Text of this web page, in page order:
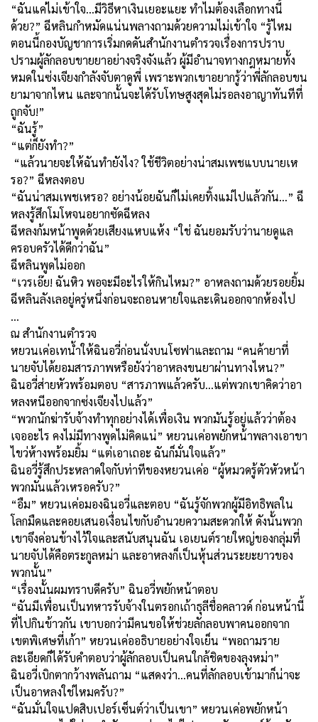
“ฉันแค่ไม่เข้าใจ...มีวิธีหาเงินเยอะแยะ ทำไมต้องเลือกทางนี้
ด้วย?” ฉีหลินกำหมัดแน่นพลางถามด้วยความไม่เข้าใจ “รู้ไหม
ตอนนี้กองบัญชาการเริ่มกดดันสำนักงานตำรวจเรื่องการปราบ
ปรามผู้ลักลอบขายยาอย่างจริงจังแล้ว ผู้มีอำนาจทางกฎหมายทั้ง
หมดในซ่งเจียงกำลังจับตาดูพี่ เพราะพวกเขาอยากรู้ว่าพี่ลักลอบขน
ยามาจากไหน และจากนั้นจะได้รับโทษสูงสุดไม่รอลงอาญาทันทีที่
ถูกจับ!”
“ฉันรู้”
“แต่ก็ยังทำ?”
“แล้วนายจะให้ฉันทำยังไง? ใช้ชีวิตอย่างน่าสมเพชแบบนายเห
รอ?” ฉีหลงตอบ
“ฉันน่าสมเพชเหรอ? อย่างน้อยฉันก็ไม่เคยทิ้งแม่ไปแล้วกัน...” ฉี
หลงรู้สึกโมโหจนอยากซัดฉีหลง
ฉีหลงก้มหน้าพูดด้วยเสียงแหบแห้ง “ใช่ ฉันยอมรับว่านายดูแล
ครอบครัวได้ดีกว่าฉัน”
ฉีหลินพูดไม่ออก
“เวรเอ๊ย! ฉันหิว พอจะมีอะไรให้กินไหม?” อาหลงถามด้วยรอยยิ้ม
ฉีหลินลังเลอยู่ครู่หนึ่งก่อนจะถอนหายใจและเดินออกจากห้องไป
…
ณ สำนักงานตำรวจ
หยวนเค่อเทน้ำให้ฉินอวี่ก่อนนั่งบนโซฟาและถาม “คนค้ายาที่
นายจับได้ยอมสารภาพหรือยังว่าอาหลงขนยาผ่านทางไหน?”
ฉินอวี่ส่ายหัวพร้อมตอบ “สารภาพแล้วครับ...แต่พวกเขาคิดว่าอา
หลงหนีออกจากซ่งเจียงไปแล้ว”
“พวกนักฆ่ารับจ้างทำทุกอย่างได้เพื่อเงิน พวกมันรู้อยู่แล้วว่าต้อง
เจออะไร คงไม่มีทางพูดไม่คิดแน่” หยวนเค่อพยักหน้าพลางเอาขา
ไขว่ห้างพร้อมยิ้ม “แต่เอาเถอะ ฉันก็มั่นใจแล้ว”
ฉินอวี่รู้สึกประหลาดใจกับท่าทีของหยวนเค่อ “ผู้หมวดรู้ตัวหัวหน้า
พวกมันแล้วเหรอครับ?”
“อืม” หยวนเค่อมองฉินอวี่และตอบ “ฉันรู้จักพวกผู้มีอิทธิพลใน
โลกมืดและคอยเสนอเงื่อนไขกับอำนวยความสะดวกให้ ดังนั้นพวก
เขาจึงค่อนข้างไว้ใจและสนับสนุนฉัน เอเยนต์รายใหญ่ของกลุ่มที่
นายจับได้คือตระกูลหม่า และอาหลงก็เป็นหุ้นส่วนระยะยาวของ
พวกนั้น”
“เรื่องนั้นผมทราบดีครับ” ฉินอวี่พยักหน้าตอบ
“ฉันมีเพื่อนเป็นทหารรับจ้างในตรอกเถ้าธุลีชื่อคลาวด์ ก่อนหน้านี้
ที่ไปกินข้าวกัน เขาบอกว่ามีคนขอให้ช่วยลักลอบพาคนออกจาก
เขตพิเศษที่เก้า” หยวนเค่ออธิบายอย่างใจเย็น “พอถามราย
ละเอียดก็ได้รับคำตอบว่าผู้ลักลอบเป็นคนใกล้ชิดของลุงหม่า”
ฉินอวี่เบิกตากว้างพลันถาม “แสดงว่า...คนที่ลักลอบเข้ามาก็น่าจะ
เป็นอาหลงใช่ไหมครับ?”
“ฉันมั่นใจแปดสิบเปอร์เซ็นต์ว่าเป็นเขา” หยวนเค่อพยักหน้า